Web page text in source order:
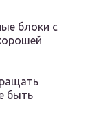
блоки с
быть